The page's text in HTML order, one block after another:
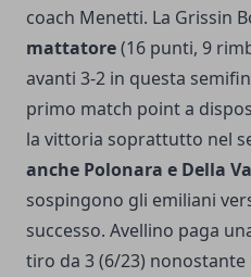
coach Menetti. La Grissin
mattatore(16 punti, 9
avanti 3-2 in questa
primo match point a
la vittoria soprattutto nel
anche Polonara e Della
sospingono gli emiliani
successo. Avellino paga
tiro da 3 (6/23)